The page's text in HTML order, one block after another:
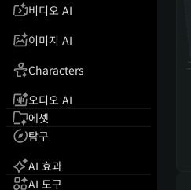
비디오 AI
이미지 AI
Characters
오디오 AI
에셋
탐구
AI 효과
AI 도구